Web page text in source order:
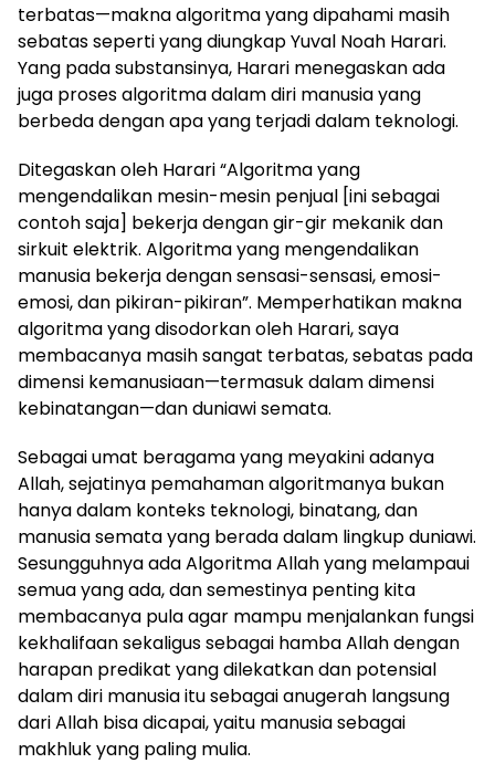
terbatas—makna algoritma yang dipahami masih
sebatas seperti yang diungkap Yuval Noah Harari.
Yang pada substansinya, Harari menegaskan ada
juga proses algoritma dalam diri manusia yang
berbeda dengan apa yang terjadi dalam teknologi.
Ditegaskan oleh Harari “Algoritma yang
mengendalikan mesin-mesin penjual [ini sebagai
contoh saja] bekerja dengan gir-gir mekanik dan
sirkuit elektrik. Algoritma yang mengendalikan
manusia bekerja dengan sensasi-sensasi, emosi-
emosi, dan pikiran-pikiran”. Memperhatikan makna
algoritma yang disodorkan oleh Harari, saya
membacanya masih sangat terbatas, sebatas pada
dimensi kemanusiaan—termasuk dalam dimensi
kebinatangan—dan duniawi semata.
Sebagai umat beragama yang meyakini adanya
Allah, sejatinya pemahaman algoritmanya bukan
hanya dalam konteks teknologi, binatang, dan
manusia semata yang berada dalam lingkup duniawi.
Sesungguhnya ada Algoritma Allah yang melampaui
semua yang ada, dan semestinya penting kita
membacanya pula agar mampu menjalankan fungsi
kekhalifaan sekaligus sebagai hamba Allah dengan
harapan predikat yang dilekatkan dan potensial
dalam diri manusia itu sebagai anugerah langsung
dari Allah bisa dicapai, yaitu manusia sebagai
makhluk yang paling mulia.